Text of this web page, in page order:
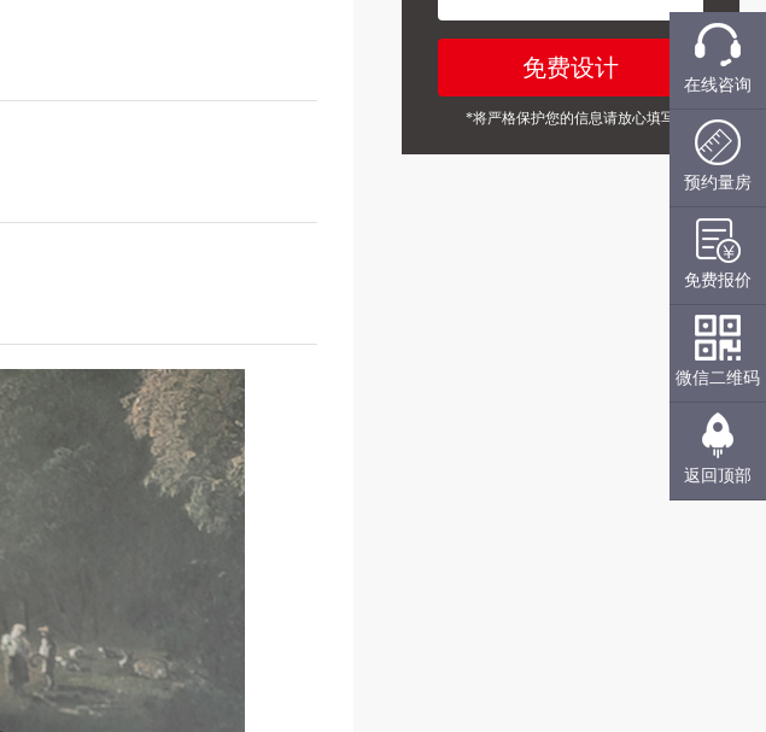
*将严格保护您的信息请放心填写
在线咨询
预约量房
免费报价
微信二维码
返回顶部